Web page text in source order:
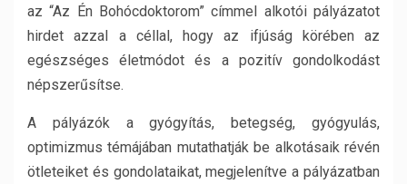
az “Az Én Bohócdoktorom” címmel alkotói pályázatot
hirdet azzal a céllal, hogy az ifjúság körében az
egészséges életmódot és a pozitív gondolkodást
népszerűsítse.
A pályázók a gyógyítás, betegség, gyógyulás,
optimizmus témájában mutathatják be alkotásaik révén
ötleteiket és gondolataikat, megjelenítve a pályázatban